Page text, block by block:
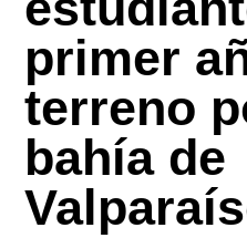
primer
terreno
bahía de